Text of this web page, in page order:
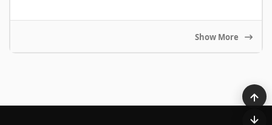
Show More